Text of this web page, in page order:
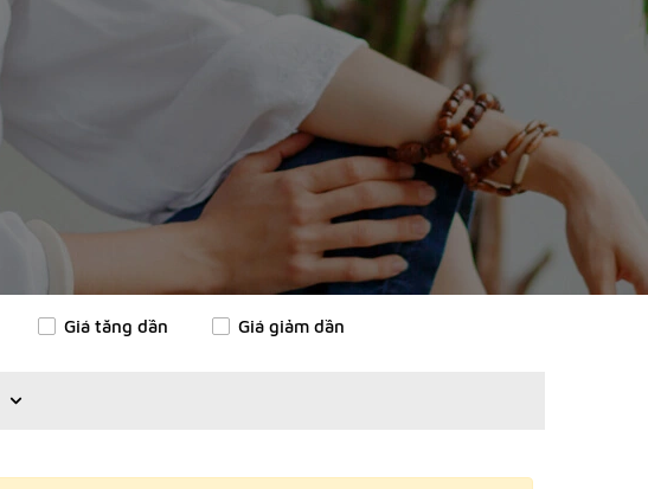
Giá tăng dần Giá giảm dần